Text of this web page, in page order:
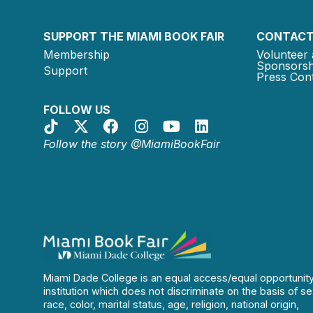
SUPPORT THE MIAMI BOOK FAIR
Membership
Support
FOLLOW US
Follow the story @MiamiBookFair
Volunteer
Press
Miami Dade College is an equal access/equal
institution which does not discriminate on the basis of
race, color, marital status, age, religion, national origin,